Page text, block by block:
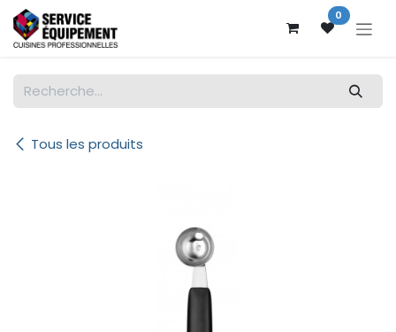
Se rendre au contenu 0
Tous les produits